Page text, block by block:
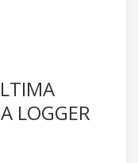
LOGGER